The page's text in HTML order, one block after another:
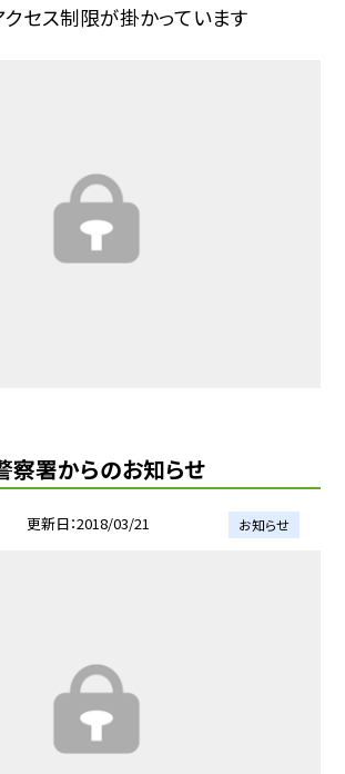
セス制限が掛かっています
察署からのお知らせ
更新日 2018/03/21 お知らせ